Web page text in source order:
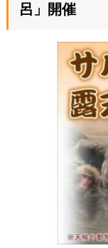
呂」開催